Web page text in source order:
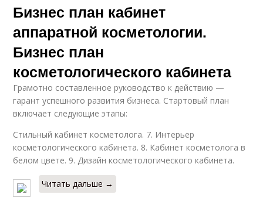
Бизнес план кабинет
аппаратной косметологии.
Бизнес план
косметологического кабинета
Грамотно составленное руководство к действию —
гарант успешного развития бизнеса. Стартовый план
включает следующие этапы:
Стильный кабинет косметолога. 7. Интерьер
косметологического кабинета. 8. Кабинет косметолога в
белом цвете. 9. Дизайн косметологического кабинета.
Читать дальше →